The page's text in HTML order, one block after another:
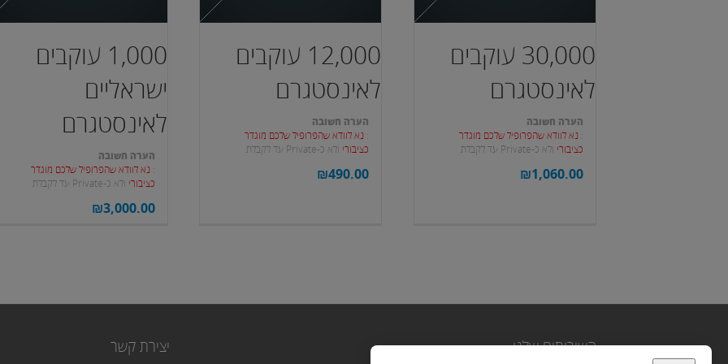
30,000 עוקבים
לאינסטגרם
הערה חשובה
: נא לוודא שהפרופיל שלכם מוגדר
כציבורי
ולא כ-Private עד לקבלת
₪1,060.00
12,000 עוקבים
לאינסטגרם
הערה חשובה
: נא לוודא שהפרופיל שלכם מוגדר
כציבורי
ולא כ-Private עד לקבלת
₪490.00
1,000 עוקבים
ישראליים
לאינסטגרם
הערה חשובה
:נא לוודא שהפרופיל שלכם מוגדר
כציבורי
ולא כ-Private עד לקבלת
₪3,000.00
השירותים שלנו יצירת קשר